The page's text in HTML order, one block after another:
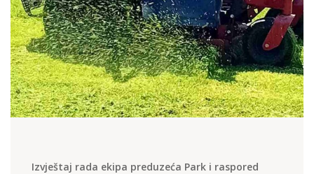
Izvještaj rada ekipa preduzeća Park i raspored